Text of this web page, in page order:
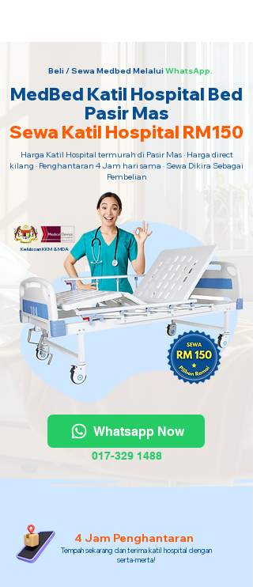
Beli / Sewa Medbed Melalui WhatsApp.
MedBed Katil Hospital Bed
Pasir Mas
Sewa Katil Hospital RM150
Harga Katil Hospital termurah di Pasir Mas · Harga direct
kilang · Penghantaran 4 Jam hari sama · Sewa Dikira Sebagai
Pembelian
Kelulusan KKM & MDA
Whatsapp Now
017-329 1488
4 Jam Penghantaran
Tempah sekarang dan terima katil hospital dengan
serta-merta!